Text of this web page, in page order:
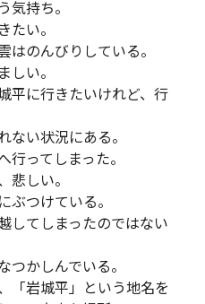
気持ち。
たい。
のんびりしている。
しい。
平に行きたいけれど、行
い状況にある。
ってしまった。
しい。
つけている。
してしまったのではない
かしんでいる。
「岩城平」という地名を